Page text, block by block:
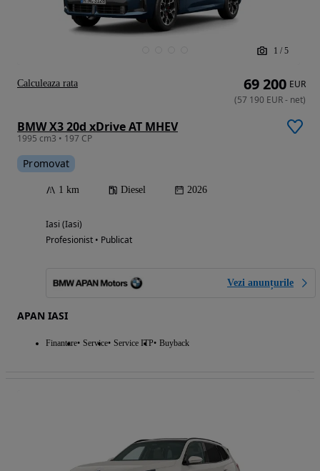
1 / 5
BMW X3 20d xDrive AT MHEV
1995 cm3 • 197 CP
Promovat
1 km Diesel 2026
Iasi (Iasi)
Profesionist • Publicat
Vezi anunțurile
APAN IASI
Finantare Service Service ITP Buyback
69 200 EUR
(57 190 EUR- net)
Calculeaza rata